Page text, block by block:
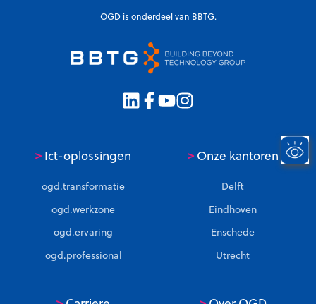
OGD is onderdeel van BBTG.
>Ict-oplossingen
ogd.transformatie
ogd.werkzone
ogd.ervaring
ogd.professional
>Onze kantoren
Delft
Eindhoven
Enschede
Utrecht